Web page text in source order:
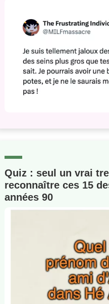
Quiz : seul un vrai
reconnaître ces 15
années 90